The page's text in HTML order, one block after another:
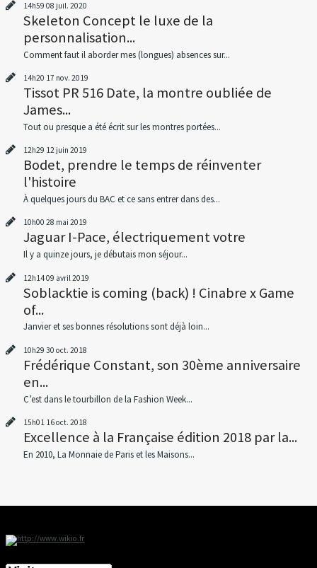
14h59 08 juil. 2020
Skeleton Concept le luxe de la
personnalisation...
Comment faut il aborder mes (longues) absences sur...
14h20 17 nov. 2019
Tissot PR 516 Date, la montre oubliée de
James...
Tout ou presque a été écrit sur les montres portées...
12h29 12 juin 2019
Bodet, prendre le temps de réinventer
l'histoire
À quelques jours du BAC et ce sans entrer dans des...
10h00 28 mai 2019
Jaguar I-Pace, électriquement votre
Il y a quinze jours, je débutais mon séjour...
12h1409 avril 2019
Soblacktie is coming (back) ! Cinabre x Game
of...
Janvier et ses bonnes résolutions sont déjà loin...
10h29 30 oct. 2018
Frédérique Constant, son 30ème anniversaire
en...
C’est dans le tourbillon de la Fashion Week...
15h01 16oct. 2018
Excellence à la Française édition 2018 par la...
En 2010, La Monnaie de Paris et les Maisons...